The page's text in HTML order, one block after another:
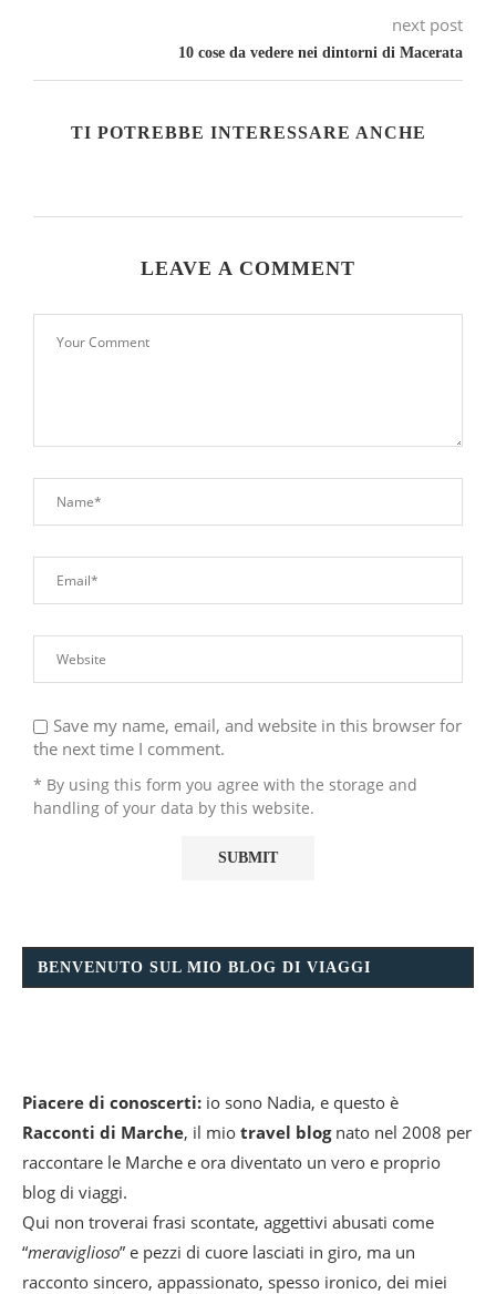
next post
10 cose da vedere nei dintorni di Macerata
TI POTREBBE INTERESSARE ANCHE
LEAVE A COMMENT
Save my name, email, and website in this browser for
the next time I comment.
* By using this form you agree with the storage and
handling of your data by this website.
BENVENUTO SUL MIO BLOG DI VIAGGI
Piacere di conoscerti: io sono Nadia, e questo è
Racconti di Marche, il mio travel blognato nel 2008 per
raccontare le Marche e ora diventato un vero e proprio
blog di viaggi.
Qui non troverai frasi scontate, aggettivi abusati come
“meraviglioso” e pezzi di cuore lasciati in giro, ma un
racconto sincero, appassionato, spesso ironico, dei miei